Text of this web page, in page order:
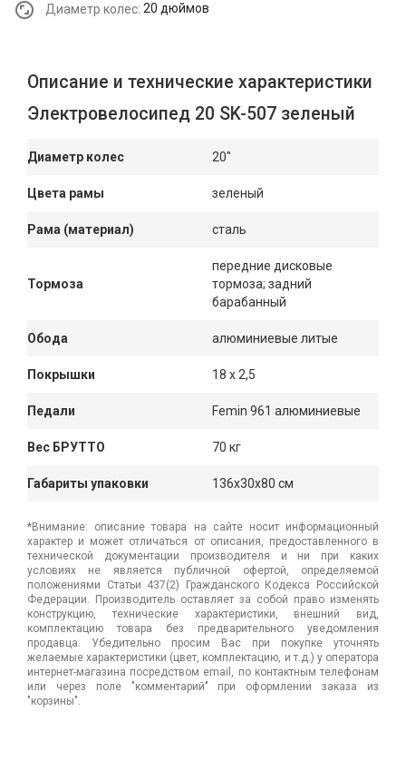
Диаметр колес: 20 дюймов
Описание и технические характеристики
Электровелосипед 20 SK-507 зеленый
Диаметр колес 20"
Цвета рамы зеленый
Рама (материал) сталь
Тормоза
передние дисковые
тормоза; задний
барабанный
Обода алюминиевые литые
Покрышки 18 х 2,5
Педали Femin 961 алюминиевые
Вес БРУТТО 70 кг
Габариты упаковки 136x30x80 см
*Внимание: описание товара на сайте носит информационный
характер и может отличаться от описания, предоставленного в
технической документации производителя и ни при каких
условиях не является публичной офертой, определяемой
положениями Статьи 437(2) Гражданского Кодекса Российской
Федерации. Производитель оставляет за собой право изменять
конструкцию, технические характеристики, внешний вид,
комплектацию товара без предварительного уведомления
продавца. Убедительно просим Вас при покупке уточнять
желаемые характеристики (цвет, комплектацию, и т.д.) у оператора
интернет-магазина посредством email, по контактным телефонам
или через поле "комментарий" при оформлении заказа из
"корзины".